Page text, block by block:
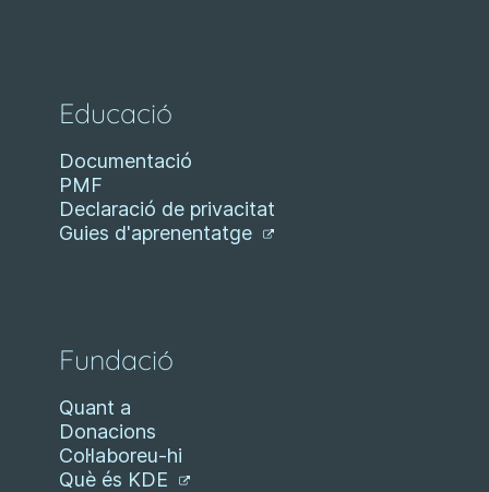
Educació
Documentació
PMF
Declaració de privacitat
Guies d'aprenentatge
Fundació
Quant a
Donacions
Col·laboreu-hi
Què és KDE